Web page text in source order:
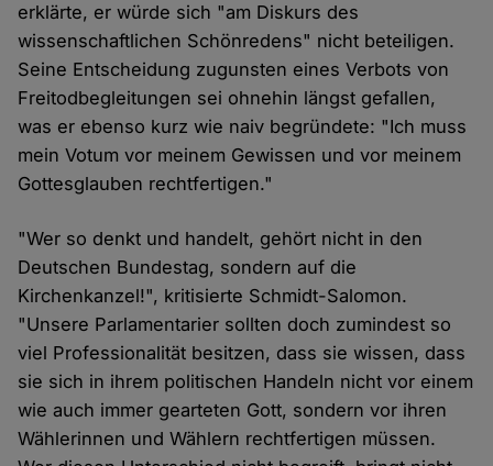
erklärte, er würde sich "am Diskurs des
wissenschaftlichen Schönredens" nicht beteiligen.
Seine Entscheidung zugunsten eines Verbots von
Freitodbegleitungen sei ohnehin längst gefallen,
was er ebenso kurz wie naiv begründete: "Ich muss
mein Votum vor meinem Gewissen und vor meinem
Gottesglauben rechtfertigen."
"Wer so denkt und handelt, gehört nicht in den
Deutschen Bundestag, sondern auf die
Kirchenkanzel!", kritisierte Schmidt-Salomon.
"Unsere Parlamentarier sollten doch zumindest so
viel Professionalität besitzen, dass sie wissen, dass
sie sich in ihrem politischen Handeln nicht vor einem
wie auch immer gearteten Gott, sondern vor ihren
Wählerinnen und Wählern rechtfertigen müssen.